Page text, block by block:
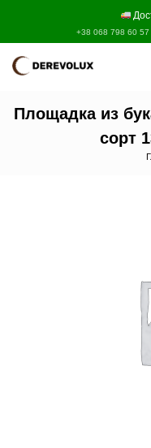
+38 068 798 60 57
Площадка из
сорт